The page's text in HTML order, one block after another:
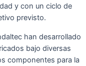
y con un ciclo de
previsto.
han desarrollado
bajo diversas
componentes para la